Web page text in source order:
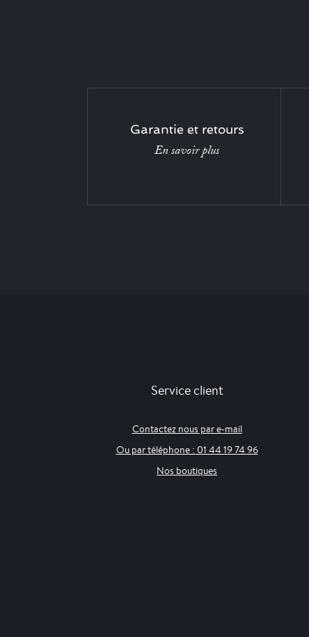
Garantie et retours
En savoir plus
Service client
Contactez nous par e-mail
Ou par téléphone : 01 44 19 74 96
Nos boutiques